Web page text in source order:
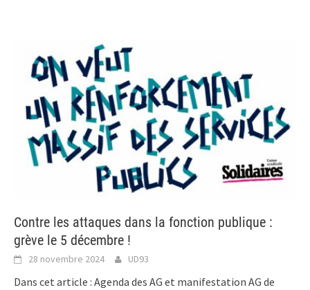
Contre les attaques dans la fonction publique :
grève le 5 décembre !
28 novembre 2024 UD93
Dans cet article : Agenda des AG et manifestation AG de